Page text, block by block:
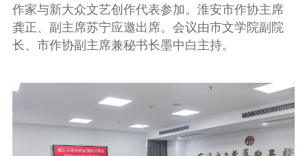
作家与新大众文艺创作代表参加。淮安市作协主席
龚正、副主席苏宁应邀出席。会议由市文学院副院
长、市作协副主席兼秘书长墨中白主持。